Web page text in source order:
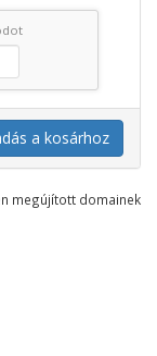
a kosárhoz
megújított domainek